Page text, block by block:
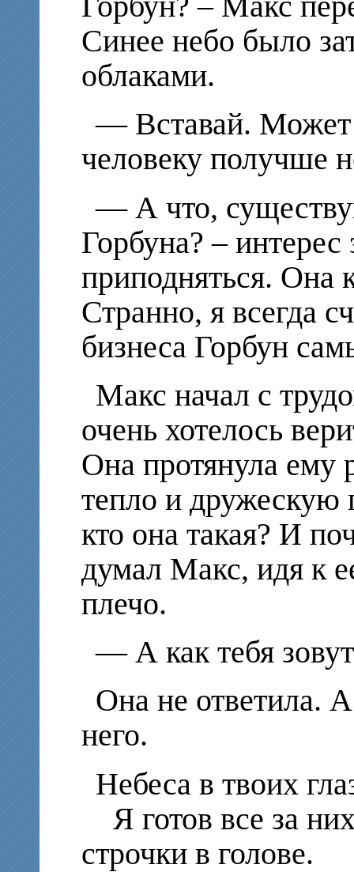
Синее небо было
облаками.
— Вставай. Может
человеку получше
— А что,
Горбуна? – интерес
приподняться. Она
Странно, я всегда
бизнеса Горбун
Макс начал с
очень хотелось
Она протянула ему
тепло и дружескую
кто она такая? И
думал Макс, идя к
плечо.
— А как тебя
Она не ответила.
него.
Небеса в твоих
Я готов все за
строчки в голове.